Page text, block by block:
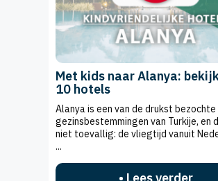
Met kids naar Alanya:
10 hotels
Alanya is een van de drukst bezochte
gezinsbestemmingen van Turkije, en
niet toevallig: de vliegtijd vanuit
...